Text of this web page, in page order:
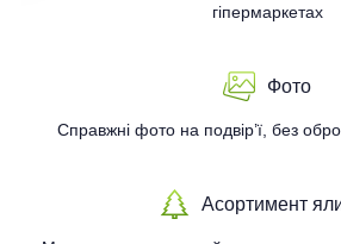
гіпермаркетах
Фото
Справжні фото на подвір’ї, без
Асортимент